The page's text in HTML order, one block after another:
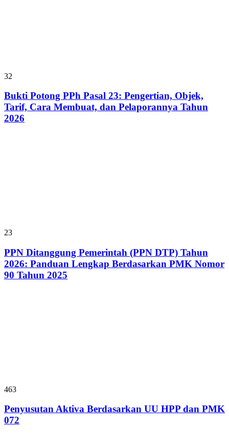
32
Bukti Potong PPh Pasal 23: Pengertian, Objek,
Tarif, Cara Membuat, dan Pelaporannya Tahun
2026
23
PPN Ditanggung Pemerintah (PPN DTP) Tahun
2026: Panduan Lengkap Berdasarkan PMK Nomor
90 Tahun 2025
463
Penyusutan Aktiva Berdasarkan UU HPP dan PMK
072